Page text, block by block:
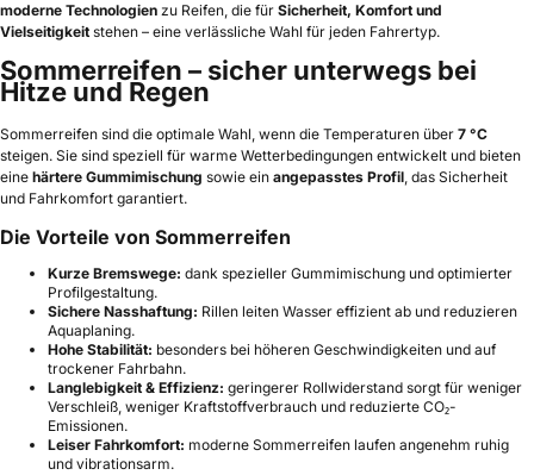
moderne Technologien zu Reifen, die für Sicherheit, Komfort und
Vielseitigkeit stehen – eine verlässliche Wahl für jeden Fahrertyp.
Sommerreifen – sicher unterwegs bei
Hitze und Regen
Sommerreifen sind die optimale Wahl, wenn die Temperaturen über 7 °C
steigen. Sie sind speziell für warme Wetterbedingungen entwickelt und bieten
eine härtere Gummimischung sowie ein angepasstes Profil, das Sicherheit
und Fahrkomfort garantiert.
Die Vorteile von Sommerreifen
Kurze Bremswege: dank spezieller Gummimischung und optimierter
Profilgestaltung.
Sichere Nasshaftung: Rillen leiten Wasser effizient ab und reduzieren
Aquaplaning.
Hohe Stabilität: besonders bei höheren Geschwindigkeiten und auf
trockener Fahrbahn.
Langlebigkeit & Effizienz: geringerer Rollwiderstand sorgt für weniger
Verschleiß, weniger Kraftstoffverbrauch und reduzierte CO₂-
Emissionen.
Leiser Fahrkomfort: moderne Sommerreifen laufen angenehm ruhig
und vibrationsarm.